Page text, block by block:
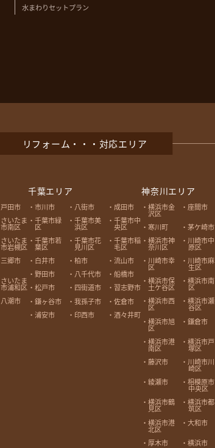
水まわりセットプラン
リフォーム・・・対応エリア
戸田市
さいたま
市南区
さいたま
市岩槻区
三郷市
さいたま
市浦和区
八潮市
千葉エリア
市川市 八街市
成田市
千葉市緑
区
千葉市美
浜区
千葉市中
央区
千葉市若
葉区
千葉市花
見川区
千葉市稲
毛区
白井市
柏市
流山市
野田市
八千代市
船橋市
松戸市
四街道市
習志野市
鎌ヶ谷市
我孫子市
佐倉市
浦安市
印西市 酒々井町
神奈川エリア
横浜市金
沢区
座間市
寒川町
茅ケ崎市
横浜市神
奈川区
川崎市中
原区
川崎市幸
区
川崎市麻
生区
横浜市保
土ケ谷区
横浜市南
区
横浜市西
区
横浜市瀬
谷区
横浜市旭
区
鎌倉市
横浜市港
南区
横浜市戸
塚区
藤沢市
川崎市川
崎区
綾瀬市 相模原市
中央区
横浜市鶴
見区
横浜市都
筑区
横浜市港
北区
大和市
厚木市 横浜市